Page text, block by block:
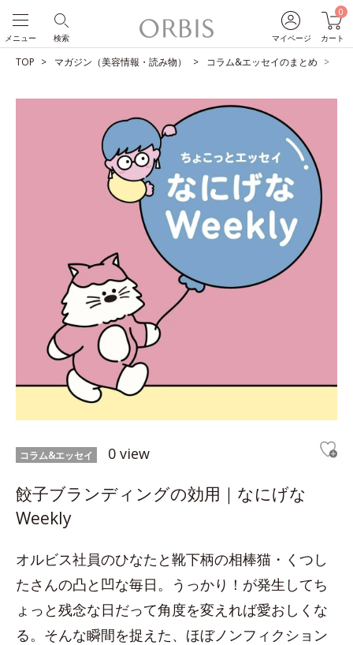
マイページ
0
カート
検索
メニュー
TOP マガジン（美容情報・読み物） コラム&エッセイのまとめ
コラム&エッセイ 0 view
餃子ブランディングの効用｜なにげな
Weekly
オルビス社員のひなたと靴下柄の相棒猫・くつし
たさんの凸と凹な毎日。うっかり！が発生してち
ょっと残念な日だって角度を変えれば愛おしくな
る。そんな瞬間を捉えた、ほぼノンフィクション